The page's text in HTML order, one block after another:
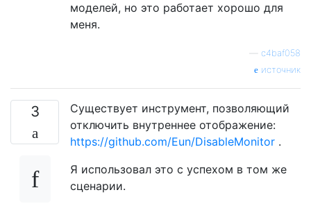
моделей, но это работает хорошо для
меня.
c4baf058
источник
3
Существует инструмент, позволяющий
отключить внутреннее отображение:
https://github.com/Eun/DisableMonitor .
Я использовал это с успехом в том же
сценарии.